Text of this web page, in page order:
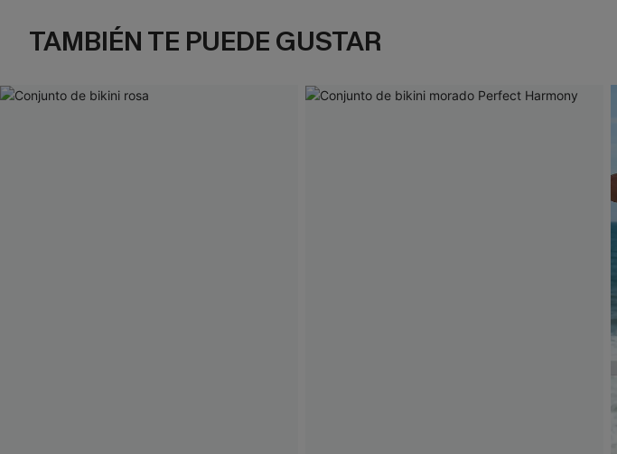
TAMBIÉN TE PUEDE GUSTAR